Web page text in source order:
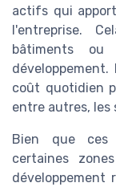
actifs qui
l'entreprise.
bâtiments ou
coût quotidien
entre autres, les
Bien que ces
certaines
développement